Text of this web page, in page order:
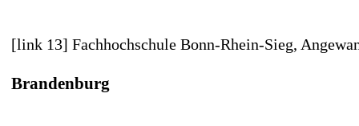
[link 13] Fachhochschule Bonn-Rhein-Sieg,
Brandenburg